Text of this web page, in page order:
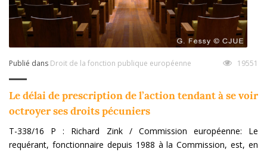
Publié dans Droit de la fonction publique européenne 19551
Le délai de prescription de l’action tendant à se voir
octroyer ses droits pécuniers
T-338/16 P : Richard Zink / Commission européenne: Le
requérant, fonctionnaire depuis 1988 à la Commission, est, en